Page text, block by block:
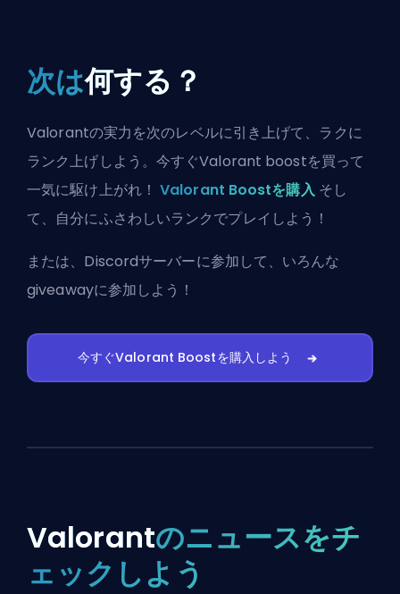
次は何する？
Valorantの実力を次のレベルに引き上げて、ラクに
ランク上げしよう。今すぐValorant boostを買って
一気に駆け上がれ！ Valorant Boostを購入そし
て、自分にふさわしいランクでプレイしよう！
または、 Discordサーバーに参加して、いろんな
giveawayに参加しよう！
今すぐValorant Boostを購入しよう
Valorantのニュースをチ
ェックしよう